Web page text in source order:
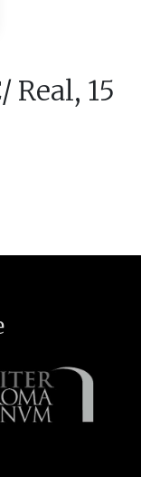
Real, 15